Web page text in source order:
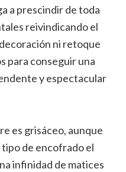
a prescindir de toda
reivindicando el
ni retoque
para conseguir una
y espectacular
es grisáceo, aunque
de encofrado el
infinidad de matices